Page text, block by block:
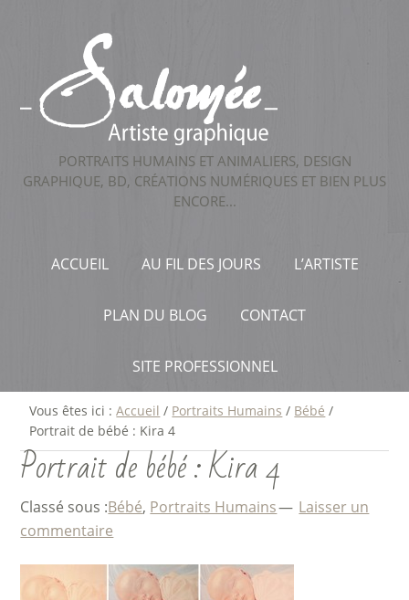
PORTRAITS HUMAINS ET ANIMALIERS, DESIGN
GRAPHIQUE, BD, CRÉATIONS NUMÉRIQUES ET BIEN PLUS
ENCORE...
ACCUEIL AU FIL DES JOURS L’ARTISTE
PLAN DU BLOG CONTACT
SITE PROFESSIONNEL
Vous êtes ici :Accueil / Portraits Humains / Bébé /
Portrait de bébé : Kira 4
Portrait de bébé : Kira 4
Classé sous :Bébé, Portraits Humains
Laisser un
commentaire